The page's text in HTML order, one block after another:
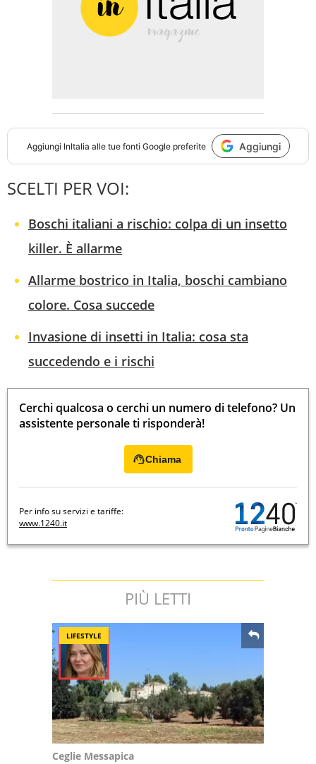
Aggiungi InItalia alle tue fonti Google preferite Aggiungi
SCELTI PER VOI:
Boschi italiani a rischio: colpa di un insetto
killer. È allarme
Allarme bostrico in Italia, boschi cambiano
colore. Cosa succede
Invasione di insetti in Italia: cosa sta
succedendo e i rischi
Cerchi qualcosa o cerchi un numero di telefono? Un
assistente personale ti risponderà!
Chiama
Per info su servizi e tariffe:
www.1240.it
PIÙ LETTI
LIFESTYLE
Ceglie Messapica